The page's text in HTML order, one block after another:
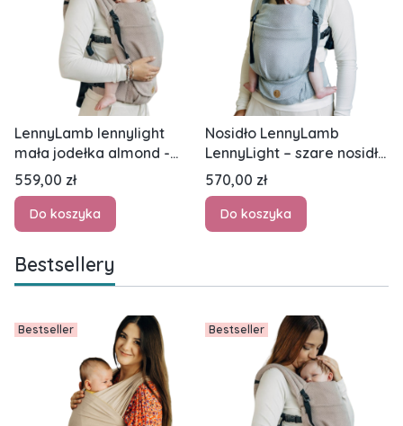
LennyLamb lennylight
mała jodełka almond -
nosidło klamrowe
regulowane
Cena
559,00 zł
Do koszyka
Nosidło LennyLamb
LennyLight – szare nosidło
bawełniane, splot
jodełkowy
Cena
570,00 zł
Do koszyka
Bestsellery
Bestseller Bestseller